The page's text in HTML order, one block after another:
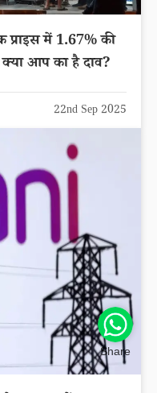
में 1.67% की
क्या आप का है दाव?
22nd Sep 2025
Share